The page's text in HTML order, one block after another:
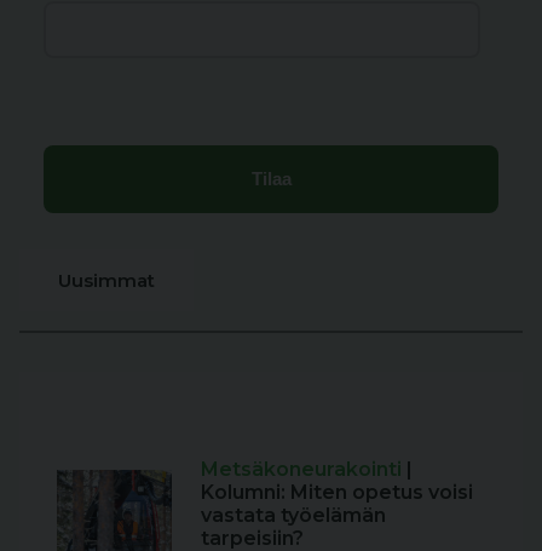
Uusimmat
Metsäkoneurakointi |
Kolumni: Miten opetus voisi
vastata työelämän
tarpeisiin?